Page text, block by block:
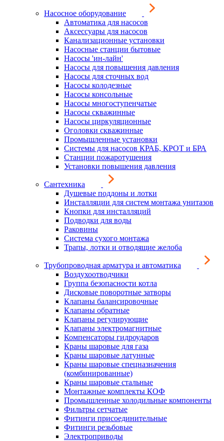
Насосное оборудование
Автоматика для насосов
Аксессуары для насосов
Канализационные установки
Насосные станции бытовые
Насосы 'ин-лайн'
Насосы для повышения давления
Насосы для сточных вод
Насосы колодезные
Насосы консольные
Насосы многоступенчатые
Насосы скважинные
Насосы циркуляционные
Оголовки скважинные
Промышленные установки
Системы для насосов КРАБ, КРОТ и БРА
Станции пожаротушения
Установки повышения давления
Сантехника
Душевые поддоны и лотки
Инсталляции для систем монтажа унитазов
Кнопки для инсталляций
Подводки для воды
Раковины
Система сухого монтажа
Трапы, лотки и отводящие желоба
Трубопроводная арматура и автоматика
Воздухоотводчики
Группа безопасности котла
Дисковые поворотные затворы
Клапаны балансировочные
Клапаны обратные
Клапаны регулирующие
Клапаны электромагнитные
Компенсаторы гидроударов
Краны шаровые для газа
Краны шаровые латунные
Краны шаровые спецназначения
(комбинированные)
Краны шаровые стальные
Монтажные комплекты КОФ
Промышленные холодильные компоненты
Фильтры сетчатые
Фитинги присоединительные
Фитинги резьбовые
Электроприводы